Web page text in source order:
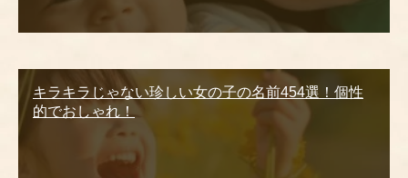
キラキラじゃない珍しい女の子の名前454選！個性
的でおしゃれ！